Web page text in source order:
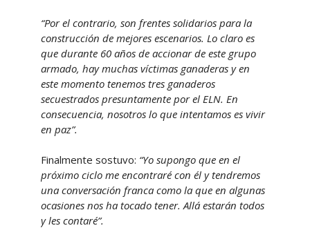
“Por el contrario, son frentes solidarios para la
construcción de mejores escenarios. Lo claro es
que durante 60 años de accionar de este grupo
armado, hay muchas víctimas ganaderas y en
este momento tenemos tres ganaderos
secuestrados presuntamente por el ELN. En
consecuencia, nosotros lo que intentamos es vivir
en paz”.
Finalmente sostuvo: “Yo supongo que en el
próximo ciclo me encontraré con él y tendremos
una conversación franca como la que en algunas
ocasiones nos ha tocado tener. Allá estarán todos
y les contaré”.